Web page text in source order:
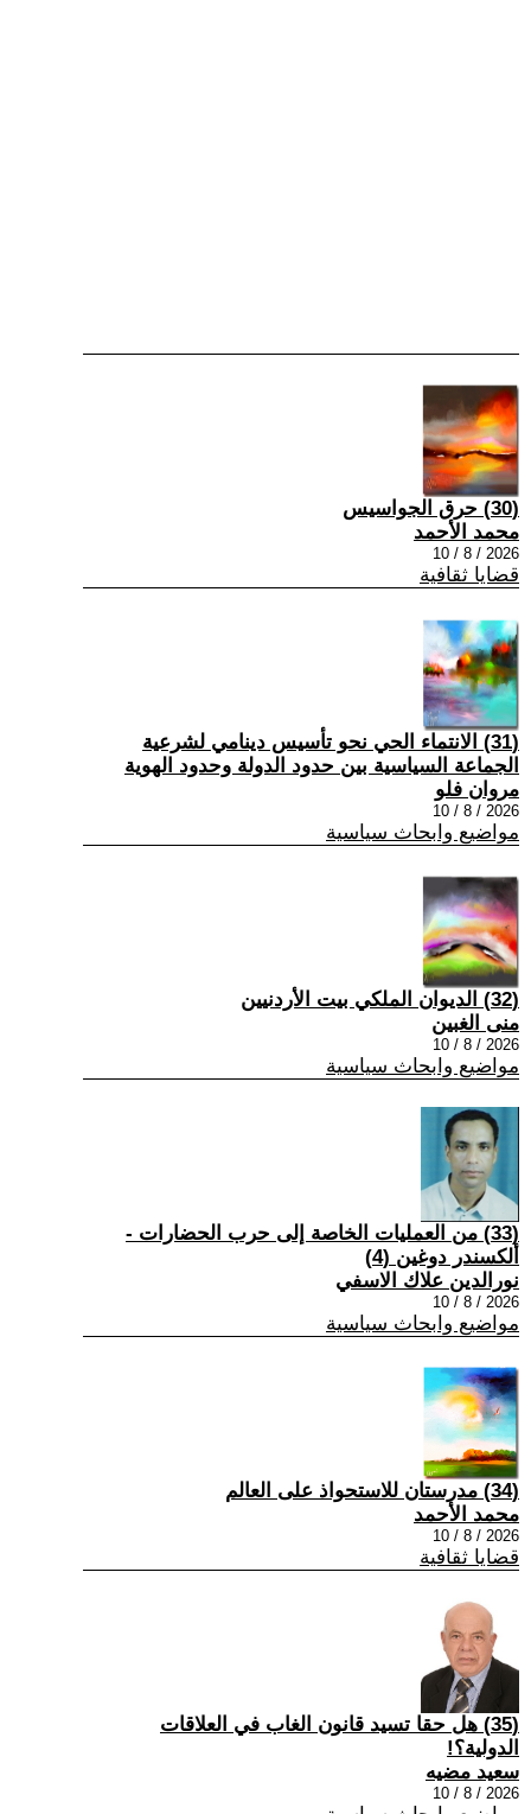
(30) حرق الجواسيس
محمد الأحمد
2026 / 8 / 10
قضايا ثقافية
(31) الانتماء الحي نحو تأسيس دينامي لشرعية
الجماعة السياسية بين حدود الدولة وحدود الهوية
مروان فلو
2026 / 8 / 10
مواضيع وابحاث سياسية
(32) الديوان الملكي بيت الأردنيين
منى الغبين
2026 / 8 / 10
مواضيع وابحاث سياسية
(33) من العمليات الخاصة إلى حرب الحضارات -
ألكسندر دوغين (4)
نورالدين علاك الاسفي
2026 / 8 / 10
مواضيع وابحاث سياسية
(34) مدرستان للاستحواذ على العالم
محمد الأحمد
2026 / 8 / 10
قضايا ثقافية
(35) هل حقا تسيد قانون الغاب في العلاقات
الدولية؟!
سعيد مضيه
2026 / 8 / 10